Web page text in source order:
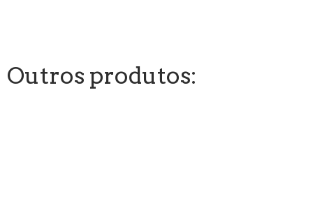
Outros produtos: